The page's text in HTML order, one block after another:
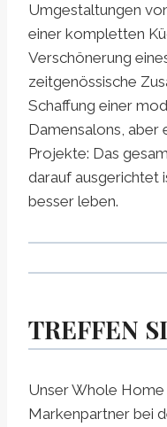
Umgestaltungen
einer kompletten
Verschönerung
zeitgenössische
Schaffung einer
Damensalons, aber
Projekte: Das
darauf ausgerichtet
besser leben.
TREFFEN
Unser Whole Home
Markenpartner bei